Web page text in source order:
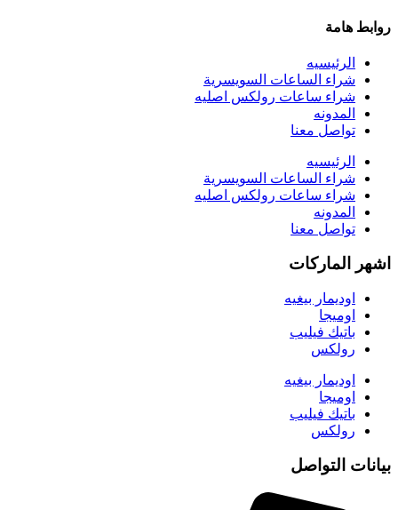
روابط هامة
الرئيسيه
شراء الساعات السويسرية
شراء ساعات رولكس اصليه
المدونه
تواصل معنا
الرئيسيه
شراء الساعات السويسرية
شراء ساعات رولكس اصليه
المدونه
تواصل معنا
اشهر الماركات
اوديمار بيغيه
اوميجا
باتيك فيليب
رولكس
اوديمار بيغيه
اوميجا
باتيك فيليب
رولكس
بيانات التواصل